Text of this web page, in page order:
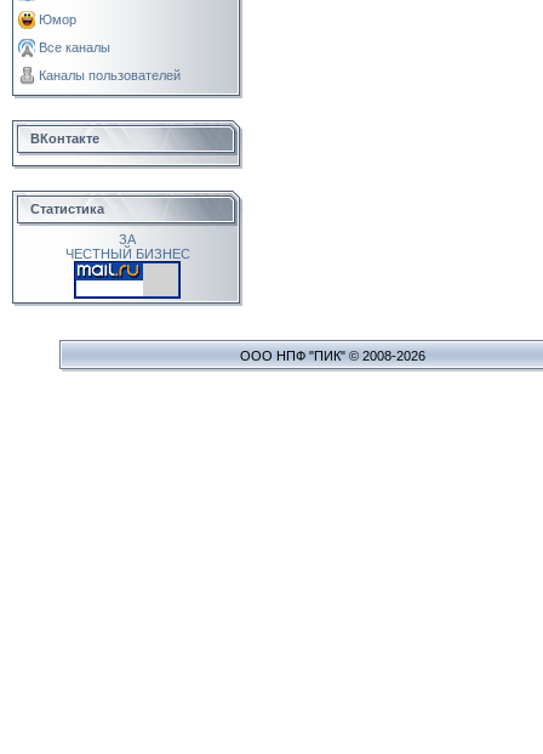
Юмор
Все каналы
Каналы пользователей
ВКонтакте
Статистика
ЗА
ЧЕСТНЫЙ БИЗНЕС
ООО НПФ "ПИК" © 2008-2026